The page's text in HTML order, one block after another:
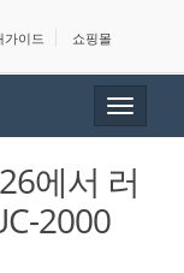
가이드 쇼핑몰
Toggle
에서 러
2000